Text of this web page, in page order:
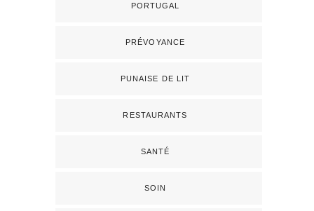
PORTUGAL
PRÉVOYANCE
PUNAISE DE LIT
RESTAURANTS
SANTÉ
SOIN